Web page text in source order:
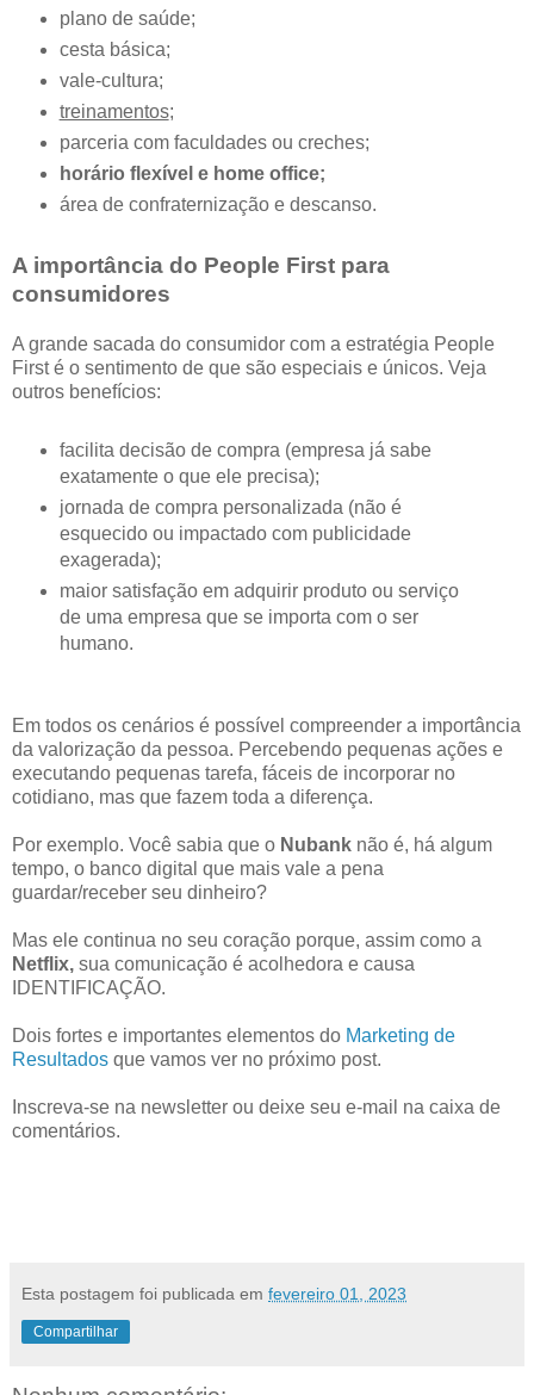
plano de saúde;
cesta básica;
vale-cultura;
treinamentos;
parceria com faculdades ou creches;
horário flexível e home office;
área de confraternização e descanso.
A importância do People First para
consumidores
A grande sacada do consumidor com a estratégia People
First é o sentimento de que são especiais e únicos. Veja
outros benefícios:
facilita decisão de compra (empresa já sabe
exatamente o que ele precisa);
jornada de compra personalizada (não é
esquecido ou impactado com publicidade
exagerada);
maior satisfação em adquirir produto ou serviço
de uma empresa que se importa com o ser
humano.
Em todos os cenários é possível compreender a importância
da valorização da pessoa. Percebendo pequenas ações e
executando pequenas tarefa, fáceis de incorporar no
cotidiano, mas que fazem toda a diferença.
Por exemplo. Você sabia que o Nubank não é, há algum
tempo, o banco digital que mais vale a pena
guardar/receber seu dinheiro?
Mas ele continua no seu coração porque, assim como a
Netflix, sua comunicação é acolhedora e causa
IDENTIFICAÇÃO.
Dois fortes e importantes elementos do Marketing de
Resultados que vamos ver no próximo post.
Inscreva-se na newsletter ou deixe seu e-mail na caixa de
comentários.
Esta postagem foi publicada em fevereiro 01, 2023
Compartilhar